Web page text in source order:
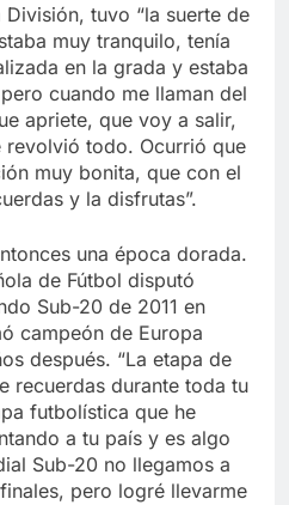
División, tuvo “la suerte de
muy tranquilo, tenía
en la grada y estaba
cuando me llaman del
apriete, que voy a salir,
revolvió todo. Ocurrió que
muy bonita, que con el
y la disfrutas”.
una época dorada.
de Fútbol disputó
Sub-20 de 2011 en
campeón de Europa
después. “La etapa de
recuerdas durante toda tu
futbolística que he
a tu país y es algo
Sub-20 no llegamos a
pero logré llevarme